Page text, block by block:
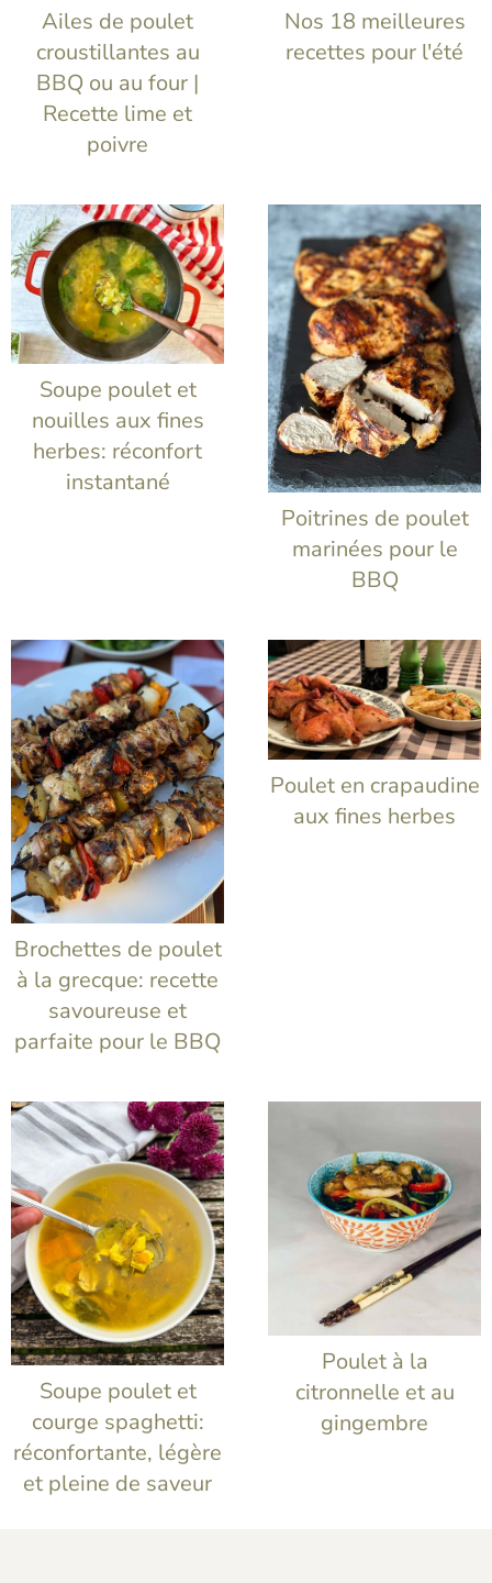
Ailes de poulet
croustillantes au
BBQ ou au four |
Recette lime et
poivre
Nos 18 meilleures
recettes pour l'été
Soupe poulet et
nouilles aux fines
herbes: réconfort
instantané
Poitrines de poulet
marinées pour le
BBQ
Brochettes de poulet
à la grecque: recette
savoureuse et
parfaite pour le BBQ
Poulet en crapaudine
aux fines herbes
Soupe poulet et
courge spaghetti:
réconfortante, légère
et pleine de saveur
Poulet à la
citronnelle et au
gingembre